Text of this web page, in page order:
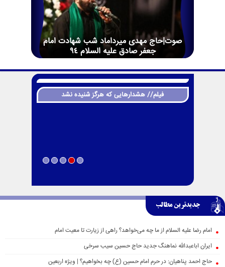
صوت|حاج مهدی میرداماد شب شهادت امام
جعفر صادق علیه السلام 94
فیلم// هشدارهایی که هرگز شنیده نشد
جدیدترین مطالب
امام رضا علیه السلام از ما چه می‌خواهد؟ راهی از زیارت تا معیت امام
ایران اباعبدالله نماهنگ جدید حاج حسین سیب سرخی
حاج احمد پناهیان: در حرم امام حسین (ع) چه بخواهیم؟ | ویژه اربعین